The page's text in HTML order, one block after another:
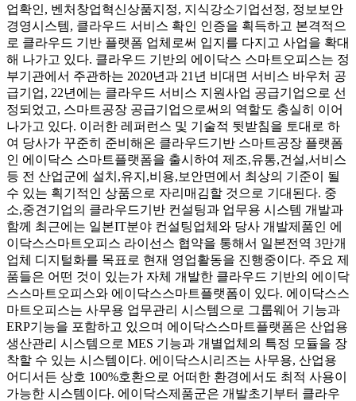
업확인, 벤처창업혁신상품지정, 지식강소기업선정, 정보보안
경영시스템, 클라우드 서비스 확인 인증을 획득하고 본격적으
로 클라우드 기반 플랫폼 업체로써 입지를 다지고 사업을 확대
해 나가고 있다. 클라우드 기반의 에이닥스 스마트오피스는 정
부기관에서 주관하는 2020년과 21년 비대면 서비스 바우처 공
급기업, 22년에는 클라우드 서비스 지원사업 공급기업으로 선
정되었고, 스마트공장 공급기업으로써의 역할도 충실히 이어
나가고 있다. 이러한 레퍼런스 및 기술적 뒷받침을 토대로 하
여 당사가 꾸준히 준비해온 클라우드기반 스마트공장 플랫폼
인 에이닥스 스마트플랫폼을 출시하여 제조,유통,건설,서비스
등 전 산업군에 설치,유지,비용,보안면에서 최상의 기준이 될
수 있는 획기적인 상품으로 자리매김할 것으로 기대된다. 중
소,중견기업의 클라우드기반 컨설팅과 업무용 시스템 개발과
함께 최근에는 일본IT분야 컨설팅업체와 당사 개발제품인 에
이닥스스마트오피스 라이선스 협약을 통해서 일본전역 3만개
업체 디지털화를 목표로 현재 영업활동을 진행중이다. 주요 제
품들은 어떤 것이 있는가 자체 개발한 클라우드 기반의 에이닥
스스마트오피스와 에이닥스스마트플랫폼이 있다. 에이닥스스
마트오피스는 사무용 업무관리 시스템으로 그룹웨어 기능과
ERP기능을 포함하고 있으며 에이닥스스마트플랫폼은 산업용
생산관리 시스템으로 MES 기능과 개별업체의 특정 모듈을 장
착할 수 있는 시스템이다. 에이닥스시리즈는 사무용, 산업용
어디서든 상호 100%호환으로 어떠한 환경에서도 최적 사용이
가능한 시스템이다. 에이닥스제품군은 개발초기부터 클라우